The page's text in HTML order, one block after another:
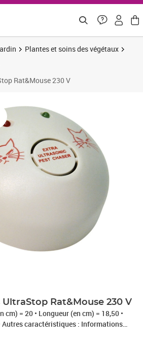
Plantes et soins des végétaux
Rat&Mouse 230 V
UltraStop Rat&Mouse 230 V
cm) = 20 • Longueur (en cm) = 18,50 •
Autres caractéristiques : Informations
sur secteur , Secteur d'efficacité :